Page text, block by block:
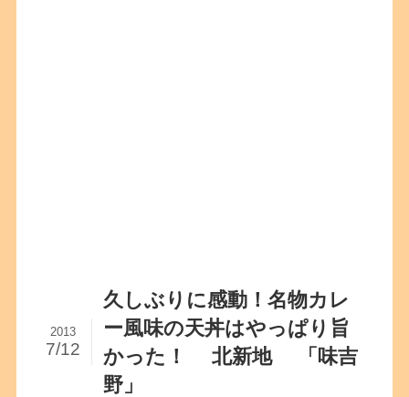
久しぶりに感動！名物カレ
ー風味の天丼はやっぱり旨
かった！ 北新地 「味吉
野」
2013
7/12